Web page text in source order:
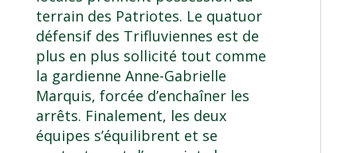
terrain des Patriotes. Le quatuor
défensif des Trifluviennes est de
plus en plus sollicité tout comme
la gardienne Anne-Gabrielle
Marquis, forcée d’enchaîner les
arrêts. Finalement, les deux
équipes s’équilibrent et se